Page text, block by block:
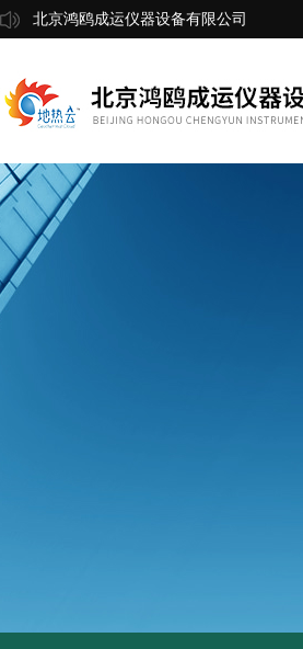
北京鸿鸥成运仪器设备有限公司